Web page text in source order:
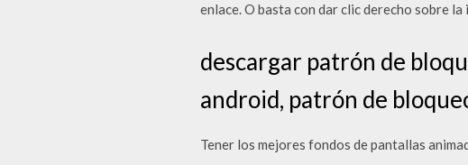
enlace. O basta con dar clic derecho sobre
descargar patrón de
android, patrón de
Tener los mejores fondos de pantallas